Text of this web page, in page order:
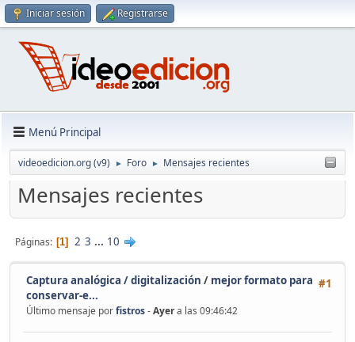
Iniciar sesión Registrarse
Menú Principal
videoedicion.org (v9) ► Foro ► Mensajes recientes
Mensajes recientes
Páginas 1 2 3 ... 10
#1
Captura analógica / digitalización / mejor formato para
conservar-e...
Último mensaje porfistros-Ayera las 09:46:42